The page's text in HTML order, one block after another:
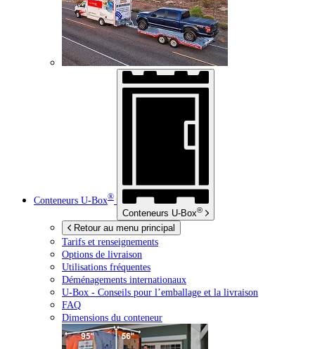
Conteneurs U-Box®
Conteneurs U-Box®
Retour au menu principal
Tarifs et renseignements
Options de livraison
Utilisations fréquentes
Déménagements internationaux
U-Box - Conseils pour l’emballage et la livraison
FAQ
Dimensions du conteneur